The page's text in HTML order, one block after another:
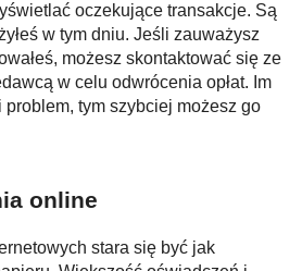
oczekujące transakcje. Są
w tym dniu. Jeśli zauważysz
możesz skontaktować się ze
w celu odwrócenia opłat. Im
problem, tym szybciej możesz go
online
stara się być jak